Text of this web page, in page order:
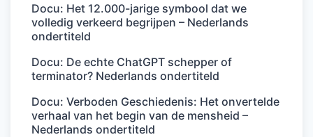
Docu: Het 12.000-jarige symbool dat we
volledig verkeerd begrijpen – Nederlands
ondertiteld
Docu: De echte ChatGPT schepper of
terminator? Nederlands ondertiteld
Docu: Verboden Geschiedenis: Het onvertelde
verhaal van het begin van de mensheid –
Nederlands ondertiteld